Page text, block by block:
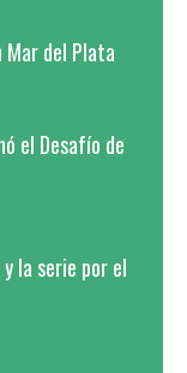
Mar del Plata
el Desafío de
la serie por el